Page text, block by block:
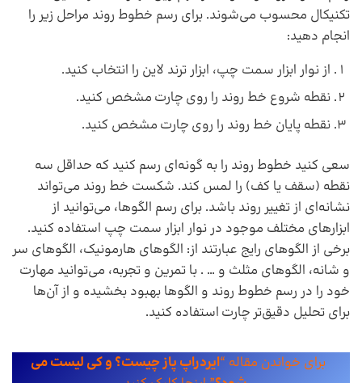
تکنیکال محسوب می‌شوند. برای رسم خطوط روند مراحل زیر را
انجام دهید:
از نوار ابزار سمت چپ، ابزار ترند لاین را انتخاب کنید.
نقطه شروع خط روند را روی چارت مشخص کنید.
نقطه پایان خط روند را روی چارت مشخص کنید.
سعی کنید خطوط روند را به گونه‌ای رسم کنید که حداقل سه
نقطه (سقف یا کف) را لمس کند. شکست خط روند می‌تواند
نشانه‌ای از تغییر روند باشد. برای رسم الگوها، می‌توانید از
ابزارهای مختلف موجود در نوار ابزار سمت چپ استفاده کنید.
برخی از الگوهای رایج عبارتند از: الگوهای هارمونیک، الگوهای سر
و شانه، الگوهای مثلث و … . با تمرین و تجربه، می‌توانید مهارت
خود را در رسم خطوط روند و الگوها بهبود بخشیده و از آن‌ها
برای تحلیل دقیق‌تر چارت استفاده کنید.
برای خواندن مقاله “ایردراپ پاز چیست؟ و کی لیست می